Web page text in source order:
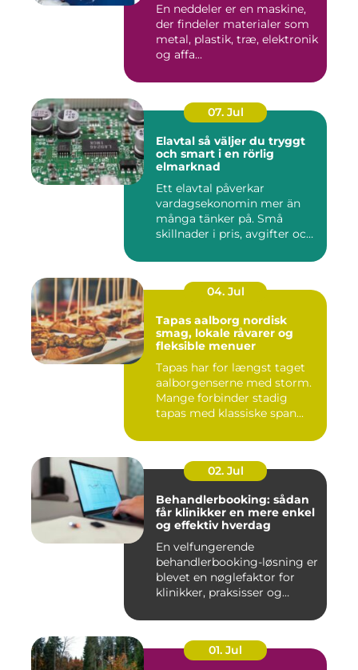
En neddeler er en maskine,
der findeler materialer som
metal, plastik, træ, elektronik
og affa...
07. Jul
Elavtal så väljer du tryggt
och smart i en rörlig
elmarknad
Ett elavtal påverkar
vardagsekonomin mer än
många tänker på. Små
skillnader i pris, avgifter och
04. Jul
Tapas aalborg nordisk
smag, lokale råvarer og
fleksible menuer
Tapas har for længst taget
aalborgenserne med storm.
Mange forbinder stadig
tapas med klassiske span...
02. Jul
Behandlerbooking: sådan
får klinikker en mere enkel
og effektiv hverdag
En velfungerende
behandlerbooking-løsning er
blevet en nøglefaktor for
klinikker, praksisser og
01. Jul